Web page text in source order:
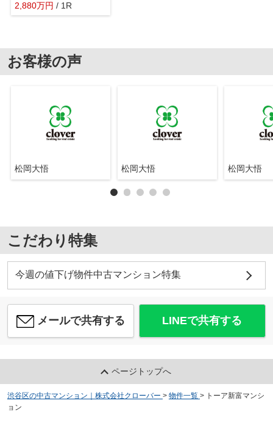
2,880万円 / 1R
お客様の声
松岡大悟 松岡大悟 松岡大悟
こだわり特集
今週の値下げ物件中古マンション特集
メールで共有する LINEで共有する
ページトップへ
渋谷区の中古マンション｜株式会社クローバー > 物件一覧 > トーア新富マンシ
ョン